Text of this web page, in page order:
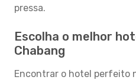
pressa.
Escolha o melhor
Chabang
Encontrar o hotel perfeito